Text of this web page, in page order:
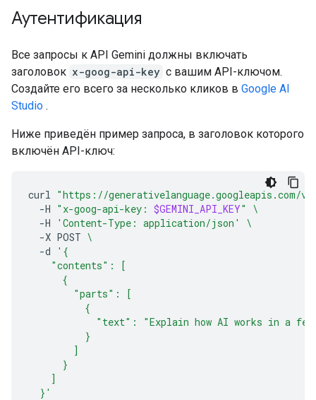
Аутентификация
Все запросы к API Gemini должны включать
заголовок x-goog-api-key с вашим API-ключом.
Создайте его всего за несколько кликов в Google AI
Studio .
Ниже приведён пример запроса, в заголовок которого
включён API-ключ:
curl "https://generativelanguage.googleapis.com/
-H "x-goog-api-key: $GEMINI_API_KEY"
\
-H
'Content-Type: application/json'
\
-X POST \
-d
'{
    "contents": [
      {
        "parts": [
          {
"text": "Explain how AI works in a
          }
        ]
      }
    ]
  }'